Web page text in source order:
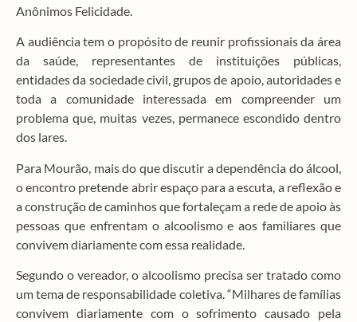
Anônimos Felicidade.
A audiência tem o propósito de reunir profissionais da área
da saúde, representantes de instituições públicas,
entidades da sociedade civil, grupos de apoio, autoridades e
toda a comunidade interessada em compreender um
problema que, muitas vezes, permanece escondido dentro
dos lares.
Para Mourão, mais do que discutir a dependência do álcool,
o encontro pretende abrir espaço para a escuta, a reflexão e
a construção de caminhos que fortaleçam a rede de apoio às
pessoas que enfrentam o alcoolismo e aos familiares que
convivem diariamente com essa realidade.
Segundo o vereador, o alcoolismo precisa ser tratado como
um tema de responsabilidade coletiva. “Milhares de famílias
convivem diariamente com o sofrimento causado pela